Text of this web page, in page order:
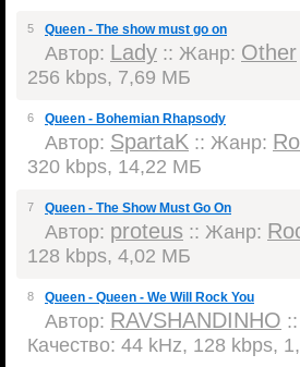
5 Queen - The show must go on
Автор: Lady :: Жанр: Other
256 kbps, 7,69 МБ
6 Queen - Bohemian Rhapsody
Автор: SpartaK :: Жанр:
320 kbps, 14,22 МБ
7 Queen - The Show Must Go On
Автор: proteus :: Жанр:
128 kbps, 4,02 МБ
8 Queen - Queen - We Will Rock You
Автор: RAVSHANDINHO
Качество: 44 kHz, 128 kbps,